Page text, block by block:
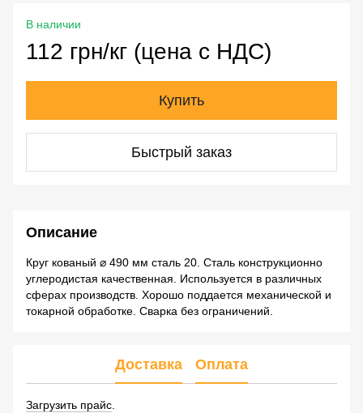
В наличии
112 грн/кг (цена с НДС)
Купить
Быстрый заказ
Описание
Круг кованый ⌀ 490 мм сталь 20. Сталь конструкционно
углеродистая качественная. Используется в различных
сферах производств. Хорошо поддается механической и
токарной обработке. Сварка без ограничений.
Доставка Оплата
Загрузить прайс